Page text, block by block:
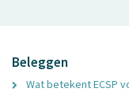
Beleggen
Wat betekent ECSP